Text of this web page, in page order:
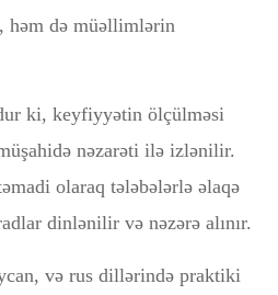
həm də müəllimlərin
ki, keyfiyyətin ölçülməsi
nəzarəti ilə izlənilir.
olaraq tələbələrlə əlaqə
dinlənilir və nəzərə alınır.
və rus dillərində praktiki